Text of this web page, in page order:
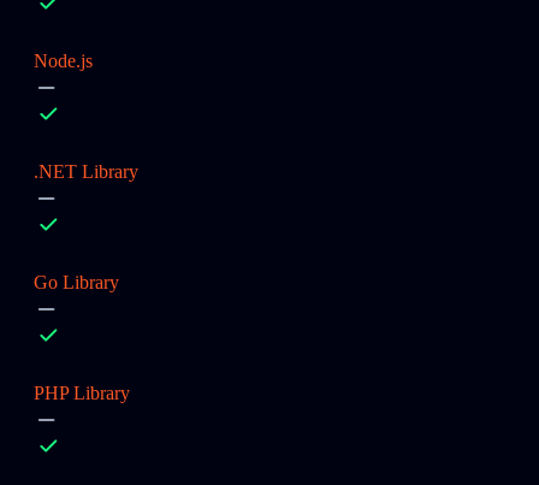
Node.js
.NET Library
Go Library
PHP Library